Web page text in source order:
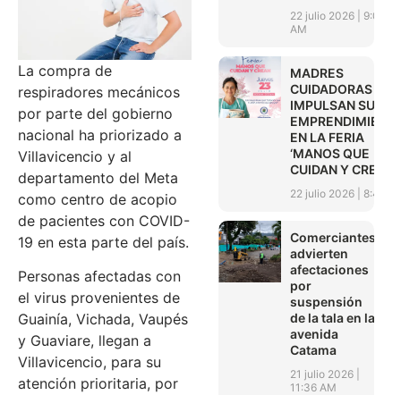
La compra de
respiradores mecánicos
por parte del gobierno
nacional ha priorizado a
Villavicencio y al
departamento del Meta
como centro de acopio
de pacientes con COVID-
19 en esta parte del país.
Personas afectadas con
el virus provenientes de
Guainía, Vichada, Vaupés
y Guaviare, llegan a
Villavicencio, para su
atención prioritaria, por
22 julio 2026
9:01
AM
MADRES
CUIDADORAS
IMPULSAN SUS
EN LA FERIA
‘MANOS QUE
CUIDAN Y CREAN’
22 julio 2026 8:45
Comerciantes
advierten
afectaciones
por
suspensión
de la tala en la
avenida
Catama
21 julio 2026
11:36 AM